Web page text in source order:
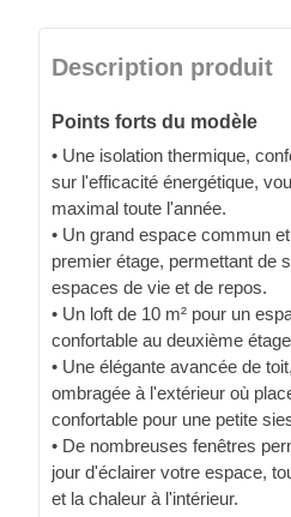
Description produit
Points forts du modèle
• Une isolation thermique,
sur l'efficacité énergétique,
maximal toute l'année.
• Un grand espace commun
premier étage, permettant de
espaces de vie et de repos.
• Un loft de 10 m² pour un
confortable au deuxième
• Une élégante avancée de
ombragée à l'extérieur où
confortable pour une petite
• De nombreuses fenêtres
jour d'éclairer votre espace,
et la chaleur à l'intérieur.